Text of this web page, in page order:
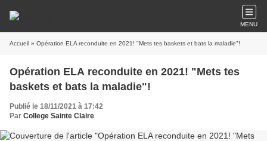
MENU
Accueil » Opération ELA reconduite en 2021! "Mets tes baskets et bats la maladie"!
Opération ELA reconduite en 2021! "Mets tes
baskets et bats la maladie"!
Publié le 18/11/2021 à 17:42
Par College Sainte Claire